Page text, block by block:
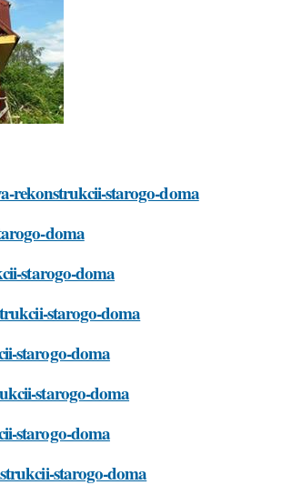
rekonstrukcii-starogo-doma
doma
starogo-doma
starogo-doma
starogo-doma
starogo-doma
starogo-doma
starogo-doma